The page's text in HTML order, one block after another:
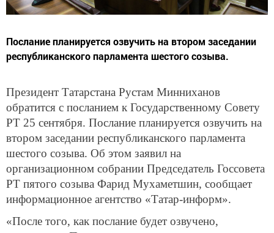
Послание планируется озвучить на втором заседании
республиканского парламента шестого созыва.
Президент Татарстана Рустам Минниханов
обратится с посланием к Государственному Совету
РТ 25 сентября. Послание планируется озвучить на
втором заседании республиканского парламента
шестого созыва. Об этом заявил на
организационном собрании Председатель Госсовета
РТ пятого созыва Фарид Мухаметшин, сообщает
информационное агентство «Татар-информ».
«После того, как послание будет озвучено,